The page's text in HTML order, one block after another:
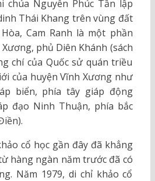
chúa Nguyễn Phúc Tần lập
Thái Khang trên vùng đất
Cam Ranh là một phần
phủ Diên Khánh (sách
chí của Quốc sử quán triều
của huyện Vĩnh Xương như
biển, phía tây giáp động
đạo Ninh Thuận, phía bắc
cổ học gần đây đã khẳng
hàng ngàn năm trước đã có
Năm 1979, di chỉ khảo cổ